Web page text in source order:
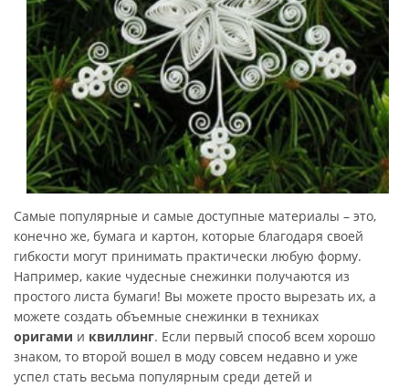
Самые популярные и самые доступные материалы – это,
конечно же, бумага и картон, которые благодаря своей
гибкости могут принимать практически любую форму.
Например, какие чудесные снежинки получаются из
простого листа бумаги! Вы можете просто вырезать их, а
можете создать объемные снежинки в техниках
оригами и квиллинг. Если первый способ всем хорошо
знаком, то второй вошел в моду совсем недавно и уже
успел стать весьма популярным среди детей и